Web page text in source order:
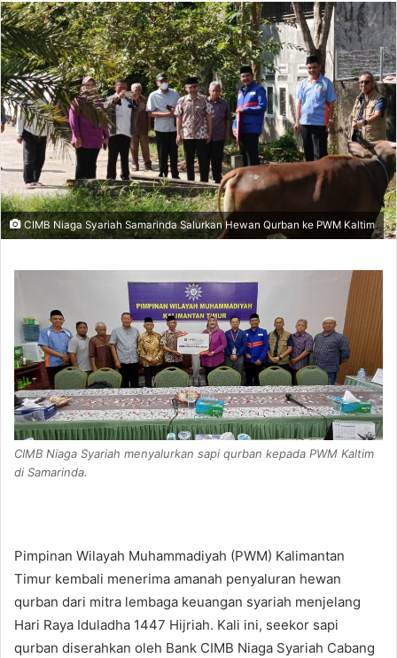
CIMB Niaga Syariah Samarinda Salurkan Hewan Qurban ke PWM Kaltim
CIMB Niaga Syariah menyalurkan sapi qurban kepada PWM Kaltim
di Samarinda.
Pimpinan Wilayah Muhammadiyah (PWM) Kalimantan
Timur kembali menerima amanah penyaluran hewan
qurban dari mitra lembaga keuangan syariah menjelang
Hari Raya Iduladha 1447 Hijriah. Kali ini, seekor sapi
qurban diserahkan oleh Bank CIMB Niaga Syariah Cabang